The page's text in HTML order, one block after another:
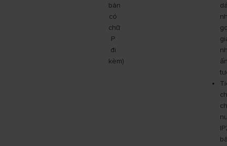
bản
có
chữ
P
đi
kèm)